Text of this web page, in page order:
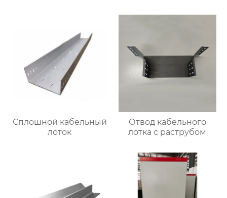
Сплошной кабельный
лоток
Отвод кабельного
лотка с раструбом